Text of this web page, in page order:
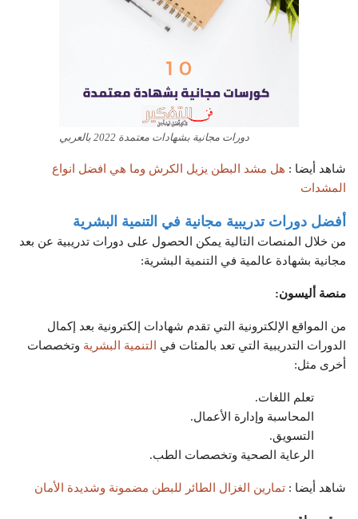
دورات مجانية بشهادات معتمدة 2022 بالعربي
شاهد أيضا : هل مشد البطن يزيل الكرش وما هي افضل انواع
المشدات
أفضل دورات تدريبية مجانية في التنمية البشرية
من خلال المنصات التالية يمكن الحصول على دورات تدريبية عن بعد
مجانية بشهادة عالمية في التنمية البشرية:
منصة أليسون:
من المواقع الإلكترونية التي تقدم شهادات إلكترونية بعد إكمال
الدورات التدريبية التي تعد بالمئات في
التنمية البشرية وتخصصات
أخرى مثل:
تعلم اللغات.
المحاسبة وإدارة الأعمال.
التسويق.
الرعاية الصحية وتخصصات الطب.
شاهد أيضا : تمارين الغزال الطائر للبطن مضمونة وشديدة الأمان